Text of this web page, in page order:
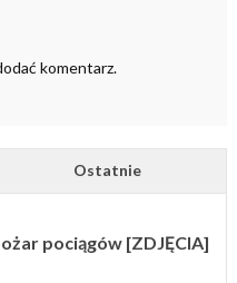
komentarz.
Ostatnie
pociągów [ZDJĘCIA]